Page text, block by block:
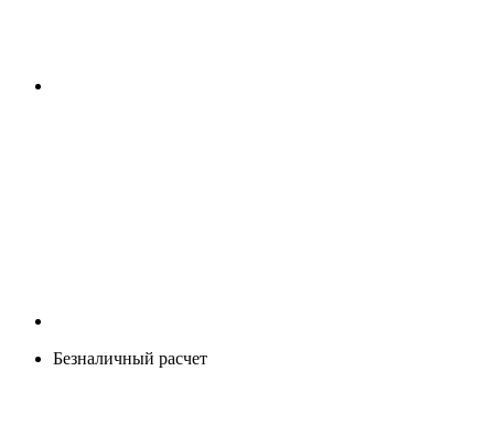
Безналичный расчет